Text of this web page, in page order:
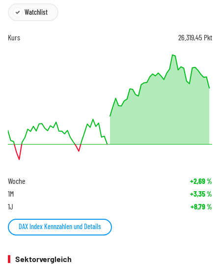
Watchlist
Kurs 26.319,45 Pkt
Woche +2,69%
1M +3,35%
1J +8,79%
DAX Index Kennzahlen und Details
Sektorvergleich